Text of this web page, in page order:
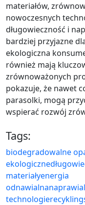
materiałów,
nowoczesnych
długowieczność i
bardziej przyjazne
ekologiczna
również mają
zrównoważonych
pokazuje, że nawet
parasolki, mogą
wspierać rozwój
Tags:
biodegradowalne
ekologiczne
materiałyenergia
odnawialna
technologierecykling